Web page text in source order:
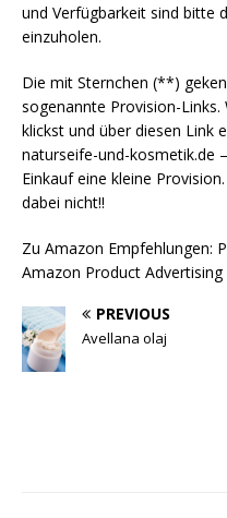
und Verfügbarkeit sind bitte
einzuholen.
Die mit Sternchen (**)
sogenannte Provision-
klickst und über diesen Link
naturseife-und-kosmetik.de
Einkauf eine kleine
dabei nicht!!
Zu Amazon Empfehlungen:
Amazon Product Advertising
PREVIOUS
Avellana olaj